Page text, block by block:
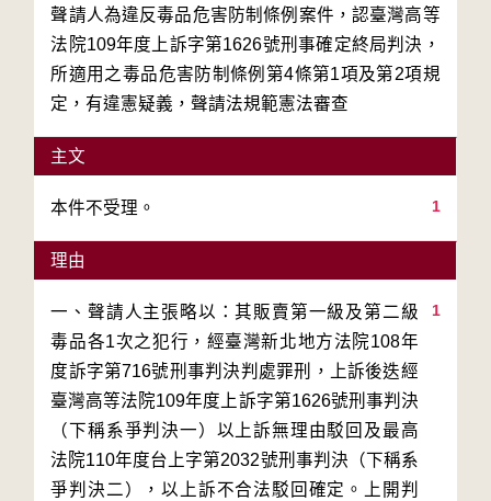
聲請人為違反毒品危害防制條例案件，認臺灣高等
法院109年度上訴字第1626號刑事確定終局判決，
所適用之毒品危害防制條例第4條第1項及第2項規
定，有違憲疑義，聲請法規範憲法審查
主文
1
本件不受理。
理由
1
一、聲請人主張略以：其販賣第一級及第二級
毒品各1次之犯行，經臺灣新北地方法院108年
度訴字第716號刑事判決判處罪刑，上訴後迭經
臺灣高等法院109年度上訴字第1626號刑事判決
（下稱系爭判決一）以上訴無理由駁回及最高
法院110年度台上字第2032號刑事判決（下稱系
爭判決二），以上訴不合法駁回確定。上開判